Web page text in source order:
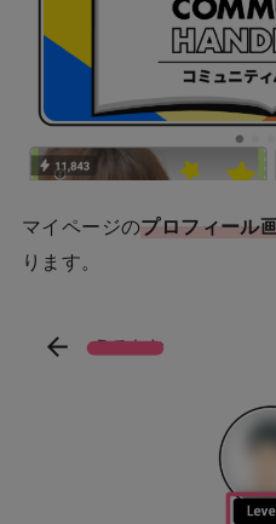
マイページのプロフィール
ります。